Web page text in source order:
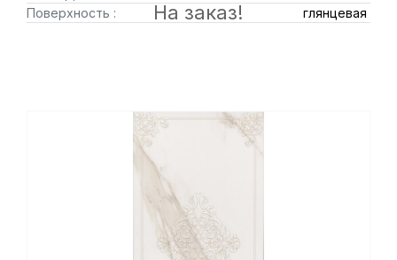
Поверхность :
глянцевая
На заказ!